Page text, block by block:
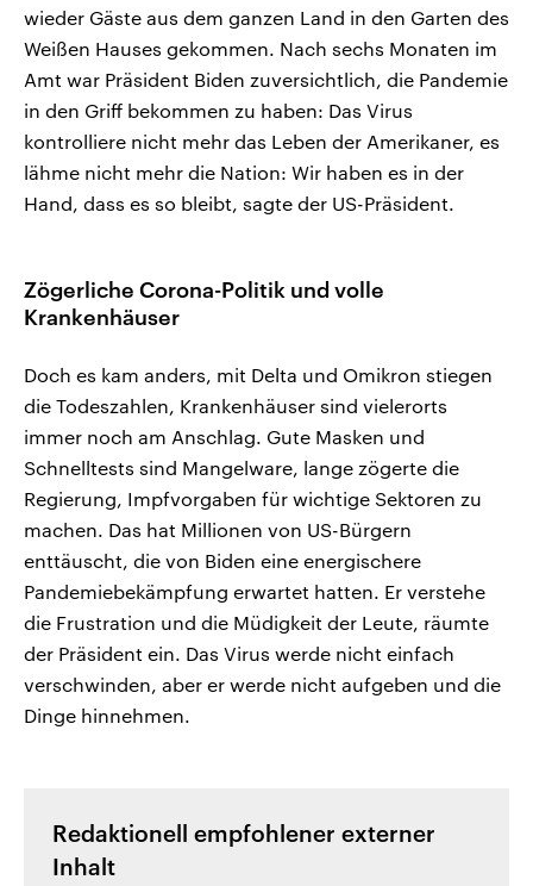
wieder Gäste aus dem ganzen Land in den Garten des
Weißen Hauses gekommen. Nach sechs Monaten im
Amt war Präsident Biden zuversichtlich, die Pandemie
in den Griff bekommen zu haben: Das Virus
kontrolliere nicht mehr das Leben der Amerikaner, es
lähme nicht mehr die Nation: Wir haben es in der
Hand, dass es so bleibt, sagte der US-Präsident.
Zögerliche Corona-Politik und volle
Krankenhäuser
Doch es kam anders, mit Delta und Omikron stiegen
die Todeszahlen, Krankenhäuser sind vielerorts
immer noch am Anschlag. Gute Masken und
Schnelltests sind Mangelware, lange zögerte die
Regierung, Impfvorgaben für wichtige Sektoren zu
machen. Das hat Millionen von US-Bürgern
enttäuscht, die von Biden eine energischere
Pandemiebekämpfung erwartet hatten. Er verstehe
die Frustration und die Müdigkeit der Leute, räumte
der Präsident ein. Das Virus werde nicht einfach
verschwinden, aber er werde nicht aufgeben und die
Dinge hinnehmen.
Redaktionell empfohlener externer
Inhalt